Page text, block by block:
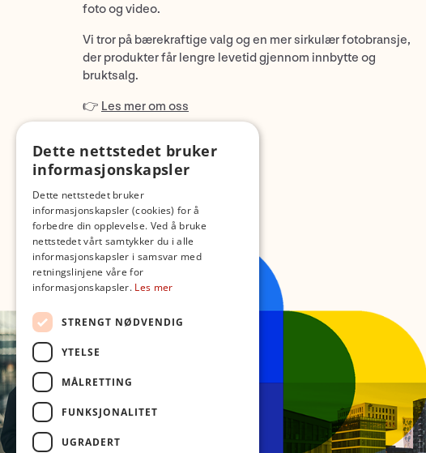
foto og video.
Vi tror på bærekraftige valg og en mer sirkulær fotobransje,
der produkter får lengre levetid gjennom innbytte og
bruktsalg.
👉 Les mer om oss
Dette nettstedet bruker
informasjonskapsler
Dette nettstedet bruker
informasjonskapsler (cookies) for å
forbedre din opplevelse. Ved å bruke
nettstedet vårt samtykker du i alle
informasjonskapsler i samsvar med
retningslinjene våre for
informasjonskapsler. Les mer
STRENGT NØDVENDIG
YTELSE
MÅLRETTING
FUNKSJONALITET
UGRADERT